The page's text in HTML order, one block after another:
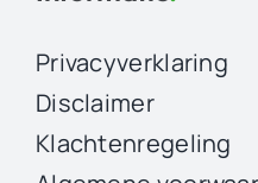
Privacyverklaring
Disclaimer
Klachtenregeling